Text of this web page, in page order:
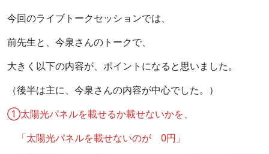
今回のライブトークセッションでは、
前先生と、今泉さんのトークで、
大きく以下の内容が、ポイントになると思いました。
（後半は主に、今泉さんの内容が中心でした。）
①太陽光パネルを載せるか載せないかを、
「太陽光パネルを載せないのが 0円」